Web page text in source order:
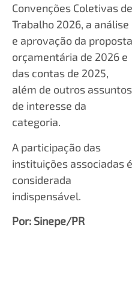
Convenções Coletivas de
Trabalho 2026, a análise
e aprovação da proposta
orçamentária de 2026 e
das contas de 2025,
além de outros assuntos
de interesse da
categoria.
A participação das
instituições associadas é
considerada
indispensável.
Por: Sinepe/PR